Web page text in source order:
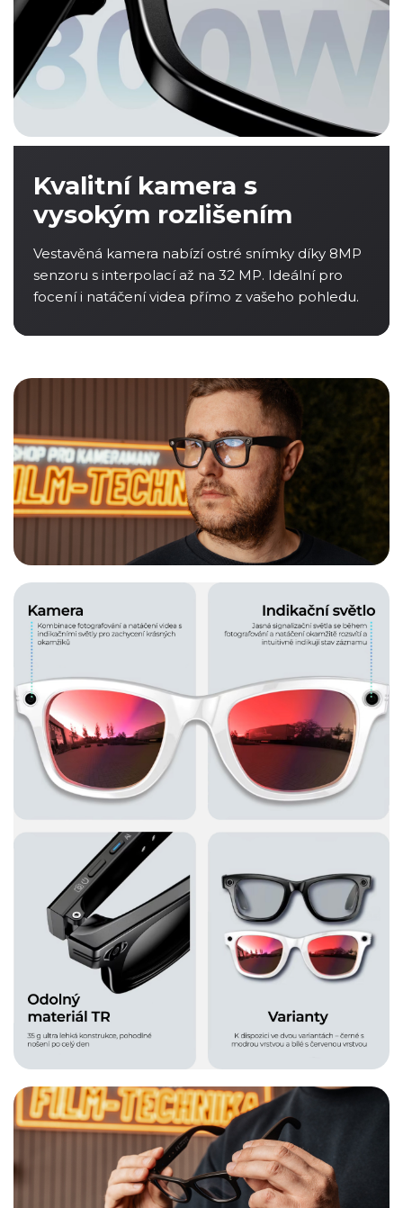
Kvalitní kamera s
vysokým rozlišením
Vestavěná kamera nabízí ostré snímky díky 8MP
senzoru s interpolací až na 32 MP. Ideální pro
focení i natáčení videa přímo z vašeho pohledu.